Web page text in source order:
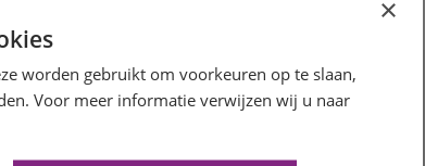
Onze recruiter
×
worden gebruikt om voorkeuren op te slaan,
Voor meer informatie verwijzen wij u naar